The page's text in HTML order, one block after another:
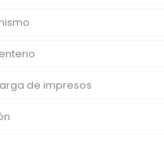
de impresos